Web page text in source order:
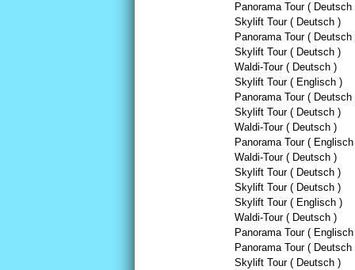
Panorama Tour ( Deutsch
Skylift Tour ( Deutsch )
Panorama Tour ( Deutsch
Skylift Tour ( Deutsch )
Waldi-Tour ( Deutsch )
Skylift Tour ( Englisch )
Panorama Tour ( Deutsch
Skylift Tour ( Deutsch )
Waldi-Tour ( Deutsch )
Panorama Tour ( Englisch
Waldi-Tour ( Deutsch )
Skylift Tour ( Deutsch )
Skylift Tour ( Deutsch )
Skylift Tour ( Englisch )
Waldi-Tour ( Deutsch )
Panorama Tour ( Englisch
Panorama Tour ( Deutsch
Skylift Tour ( Deutsch )